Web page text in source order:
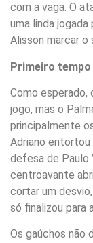
com a vaga. O
uma linda
Alisson marcar o
Primeiro tempo
Como esperado,
jogo, mas o
principalmente
Adriano entortou
defesa de Paulo
centroavante
cortar um
só finalizou para
Os gaúchos não